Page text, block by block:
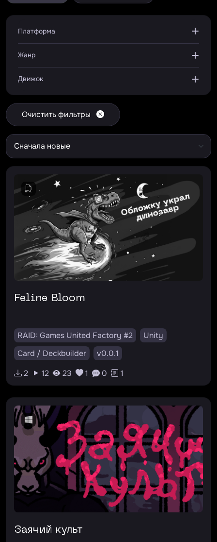
Платформа
Жанр
Движок
Очистить фильтры
Feline Bloom
RAID: Games United Factory #2
Unity
Card / Deckbuilder
v0.0.1
2
12 23 1 0 1
Заячий культ